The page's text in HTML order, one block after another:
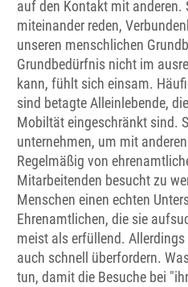
auf den Kontakt mit anderen.
miteinander reden,
unseren menschlichen
Grundbedürfnis nicht im
kann, fühlt sich einsam.
sind betagte Alleinlebende,
Mobiltät eingeschränkt sind.
unternehmen, um mit
Regelmäßig von
Mitarbeitenden besucht zu
Menschen einen echten
Ehrenamtlichen, die sie
meist als erfüllend.
auch schnell überfordern.
tun, damit die Besuche bei